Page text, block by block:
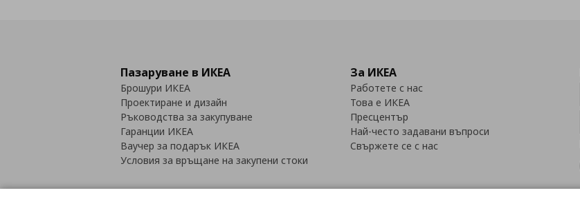
Пазаруване в ИКЕА
Брошури ИКЕА
Проектиране и дизайн
Ръководства за закупуване
Гаранции ИКЕА
Ваучер за подарък ИКЕА
Условия за връщане на закупени стоки
За ИКЕА
Работете с нас
Това е ИКЕА
Пресцентър
Най-често задавани въпроси
Свържете се с нас